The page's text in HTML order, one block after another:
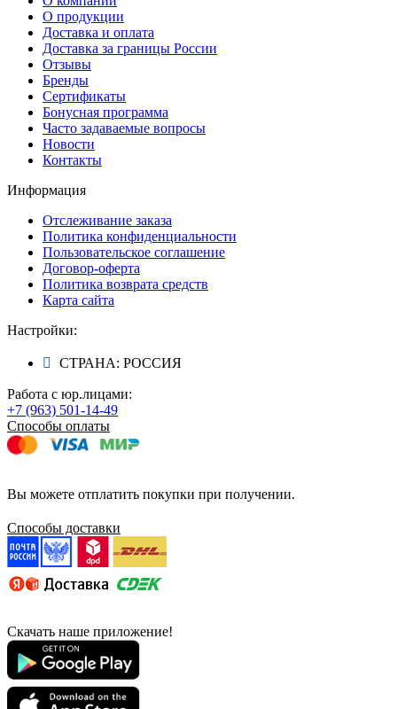
О продукции
Доставка и оплата
Доставка за границы России
Отзывы
Бренды
Сертификаты
Бонусная программа
Часто задаваемые вопросы
Новости
Контакты
Информация
Отслеживание заказа
Политика конфиденциальности
Пользовательское соглашение
Договор-оферта
Политика возврата средств
Карта сайта
Настройки:
СТРАНА: РОССИЯ
Работа с юр.лицами:
+7 (963) 501-14-49
Способы оплаты
Вы можете отплатить покупки при получении.
Способы доставки
Скачать наше приложение!